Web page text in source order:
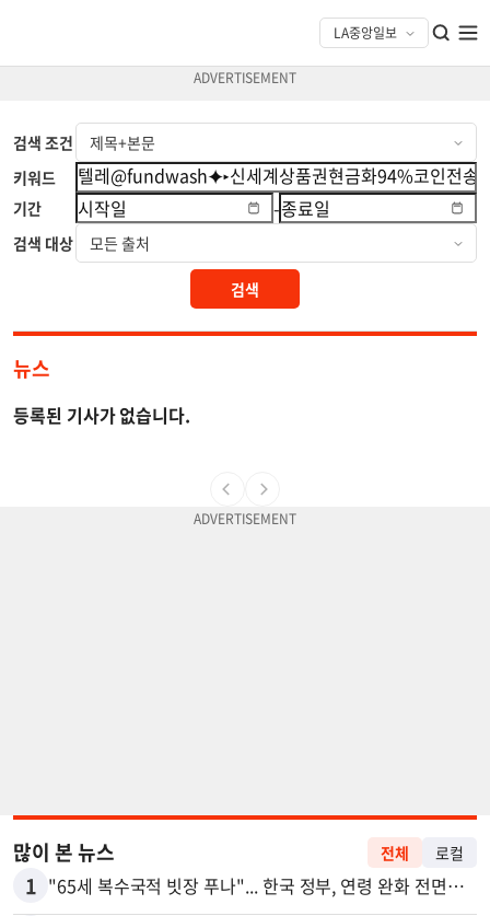
검색 조건
키워드
기간
-
검색 대상
검색
뉴스
등록된 기사가 없습니다.
많이 본 뉴스 전체 로컬
1 "65세 복수국적 빗장 푸나"... 한국 정부, 연령 완화 전면 추진